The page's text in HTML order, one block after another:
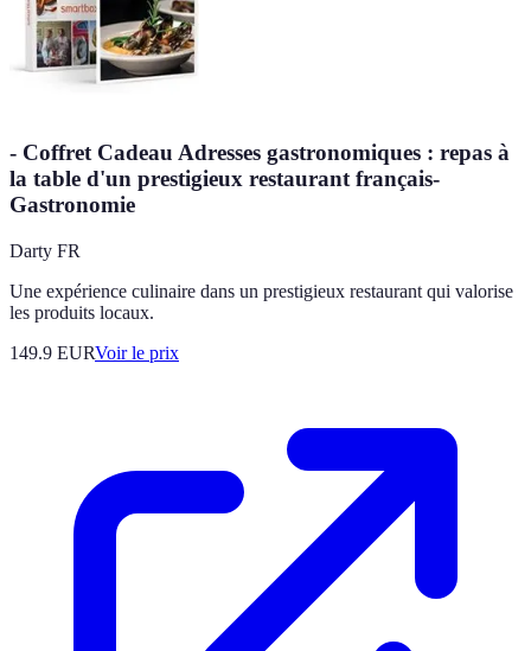
- Coffret Cadeau Adresses gastronomiques : repas à
la table d'un prestigieux restaurant français-
Gastronomie
Darty FR
Une expérience culinaire dans un prestigieux restaurant qui valorise
les produits locaux.
149.9 EURVoir le prix